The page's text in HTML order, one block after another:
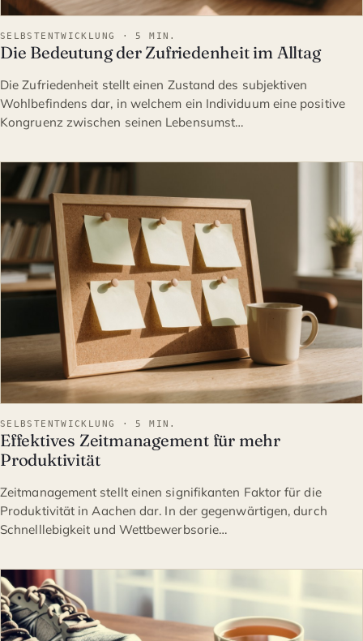
SELBSTENTWICKLUNG · 5 MIN.
Die Bedeutung der Zufriedenheit im Alltag
Die Zufriedenheit stellt einen Zustand des subjektiven
Wohlbefindens dar, in welchem ein Individuum eine positive
Kongruenz zwischen seinen Lebensumst…
SELBSTENTWICKLUNG
SELBSTENTWICKLUNG · 5 MIN.
Effektives Zeitmanagement für mehr
Produktivität
Zeitmanagement stellt einen signifikanten Faktor für die
Produktivität in Aachen dar. In der gegenwärtigen, durch
Schnelllebigkeit und Wettbewerbsorie…
SELBSTENTWICKLUNG